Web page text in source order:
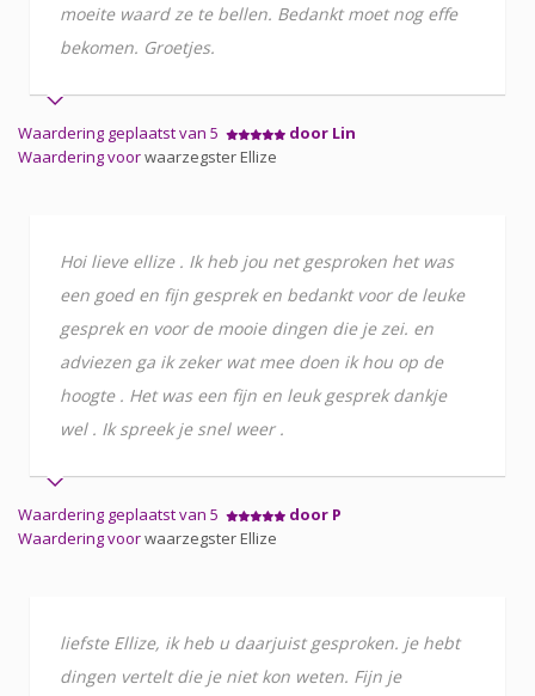
moeite waard ze te bellen. Bedankt moet nog effe
bekomen. Groetjes.
Waardering geplaatst van 5
door Lin
Waardering voorwaarzegster Ellize
Hoi lieve ellize . Ik heb jou net gesproken het was
een goed en fijn gesprek en bedankt voor de leuke
gesprek en voor de mooie dingen die je zei. en
adviezen ga ik zeker wat mee doen ik hou op de
hoogte . Het was een fijn en leuk gesprek dankje
wel . Ik spreek je snel weer .
Waardering geplaatst van 5
door P
Waardering voorwaarzegster Ellize
liefste Ellize, ik heb u daarjuist gesproken. je hebt
dingen vertelt die je niet kon weten. Fijn je